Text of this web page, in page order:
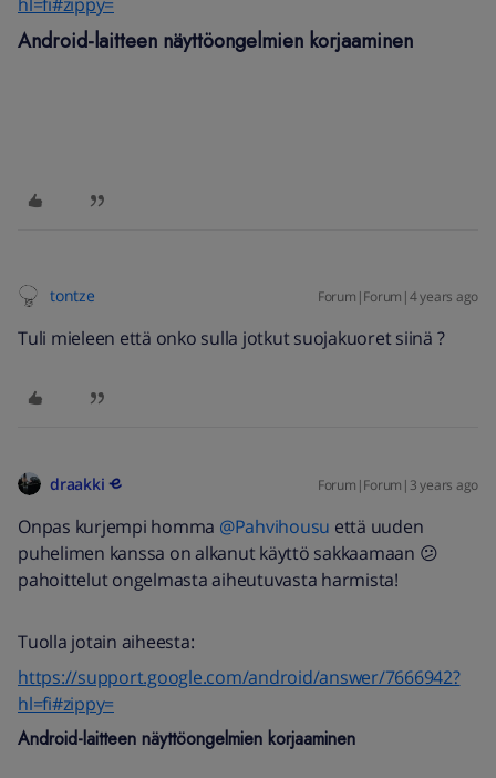
Android-laitteen näyttöongelmien korjaaminen
tontze Forum|Forum|4 years ago
Tuli mieleen että onko sulla jotkut suojakuoret siinä ?
draakki Forum|Forum|3 years ago
Onpas kurjempi homma @Pahvihousu että uuden
puhelimen kanssa on alkanut käyttö sakkaamaan 😕
pahoittelut ongelmasta aiheutuvasta harmista!
Tuolla jotain aiheesta:
https://support.google.com/android/answer/7666942?
hl=fi#zippy=
Android-laitteen näyttöongelmien korjaaminen